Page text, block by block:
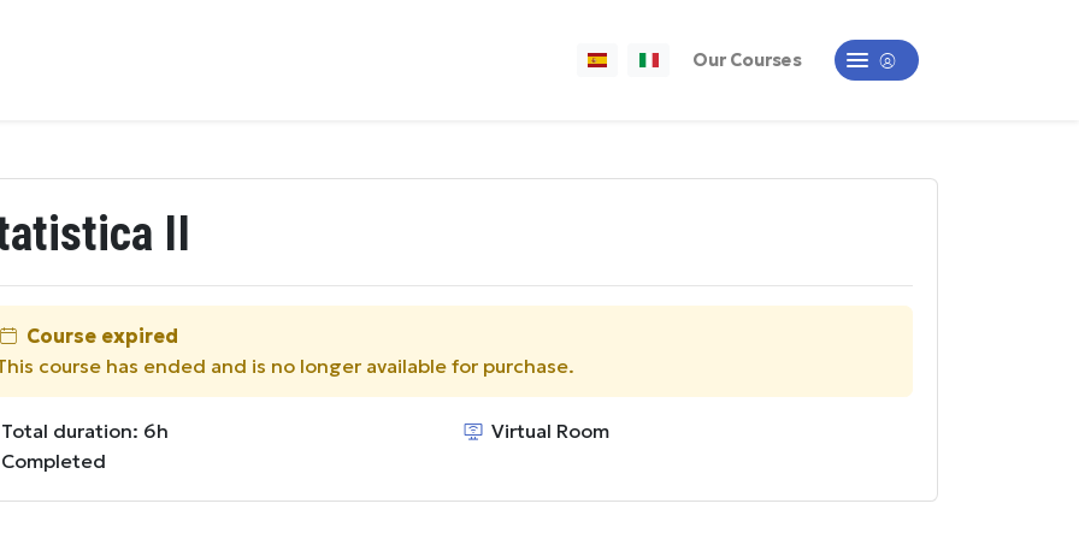
Our Courses
II
Course expired
course has ended and is no longer available for purchase.
duration: 6h
Virtual Room